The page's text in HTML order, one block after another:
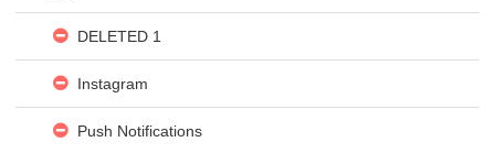
DELETED 1
Instagram
Push Notifications